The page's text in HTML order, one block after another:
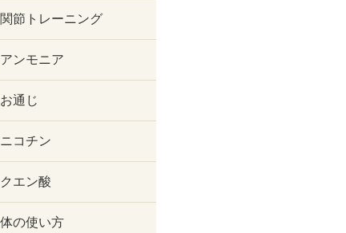
関節トレーニング
アンモニア
お通じ
ニコチン
クエン酸
体の使い方